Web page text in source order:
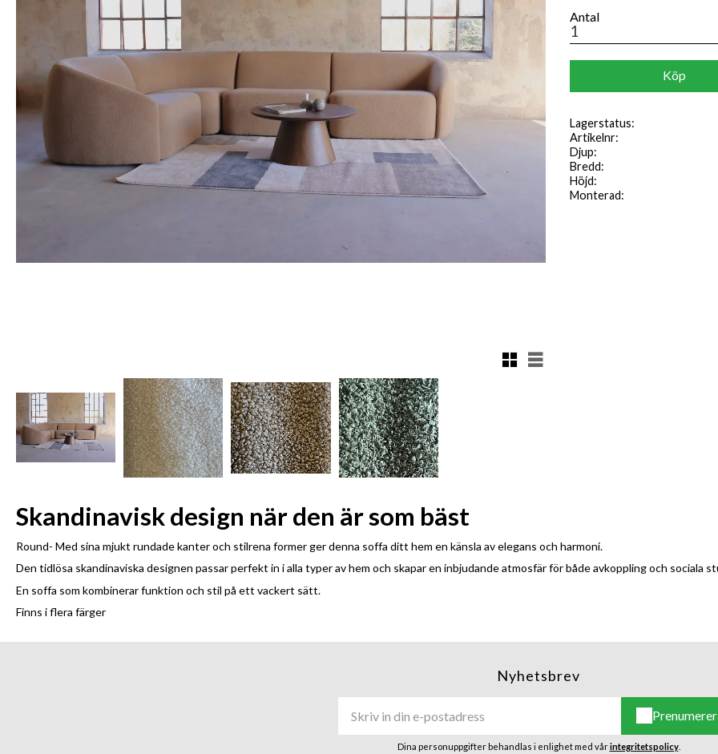
Rutnätsvy
Listvy
Antal
Köp
Lagerstatus
Artikelnr
Djup
Bredd
Höjd
Monterad
Skandinavisk design när den är som bäst
Round- Med sina mjukt rundade kanter och stilrena former ger denna soffa ditt hem en känsla av elegans och harmoni.
Den tidlösa skandinaviska designen passar perfekt in i alla typer av hem och skapar en inbjudande atmosfär för både avkoppling och sociala
En soffa som kombinerar funktion och stil på ett vackert sätt.
Finns i flera färger
Nyhetsbrev
Dina personuppgifter behandlas i enlighet med vårintegritetspolicy.